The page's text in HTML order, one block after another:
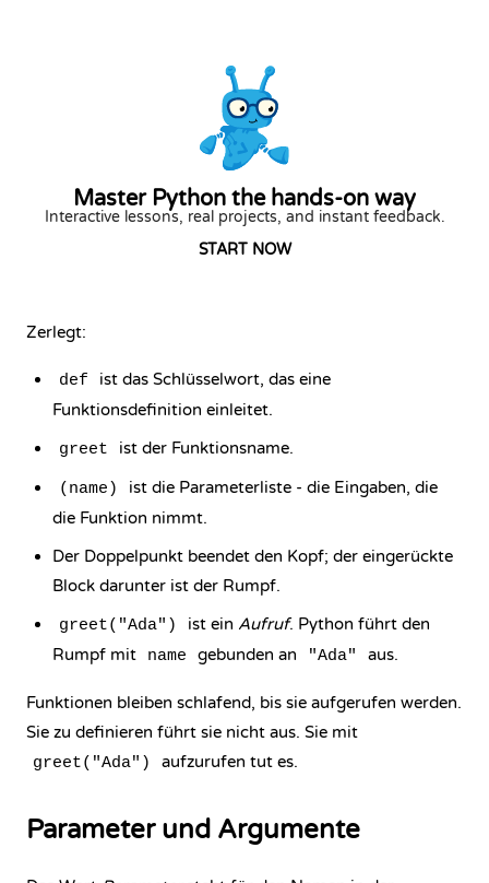
Master Python the hands-on way
Interactive lessons, real projects, and instant feedback.
START NOW
Zerlegt:
def
ist das Schlüsselwort, das eine
Funktionsdefinition einleitet.
greet ist der Funktionsname.
(name)
ist die Parameterliste - die Eingaben, die
die Funktion nimmt.
Der Doppelpunkt beendet den Kopf; der eingerückte
Block darunter ist der Rumpf.
greet("Ada") ist ein Aufruf. Python führt den
Rumpf mit
name gebunden an "Ada" aus.
Funktionen bleiben schlafend, bis sie aufgerufen werden.
Sie zu definieren führt sie nicht aus. Sie mit
greet("Ada") aufzurufen tut es.
Parameter und Argumente